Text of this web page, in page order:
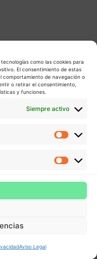
como las cookies para
El consentimiento de estas
comportamiento de navegación o
o retirar el consentimiento,
y funciones.
Siempre activo
Aviso Legal